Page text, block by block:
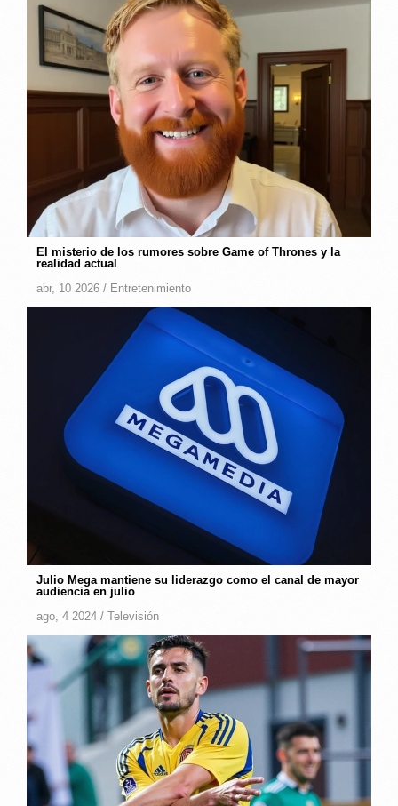
El misterio de los rumores sobre Game of Thrones y la
realidad actual
abr, 10 2026 / Entretenimiento
Julio Mega mantiene su liderazgo como el canal de mayor
audiencia en julio
ago, 4 2024 /
Televisión